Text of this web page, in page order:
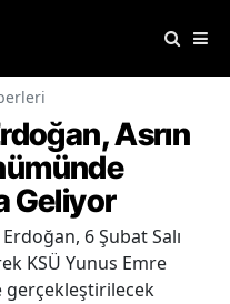
Asrın
Geliyor
6 Şubat Salı
KSÜ Yunus Emre
gerçekleştirilecek